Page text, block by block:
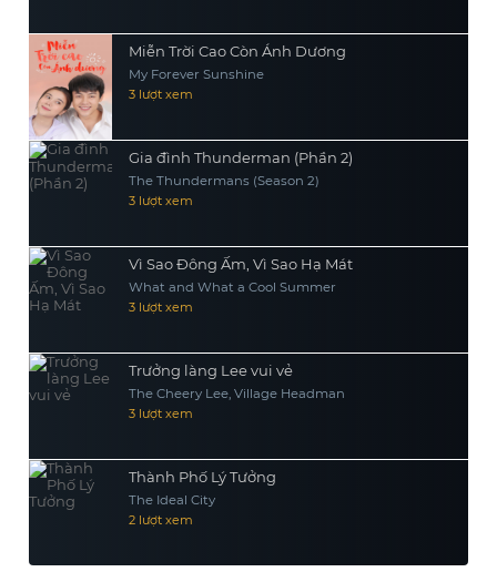
Miễn Trời Cao Còn Ánh Dương
My Forever Sunshine
3 lượt xem
Gia đình Thunderman (Phần 2)
The Thundermans (Season 2)
3 lượt xem
Vì Sao Đông Ấm, Vì Sao Hạ Mát
What and What a Cool Summer
3 lượt xem
Trưởng làng Lee vui vẻ
The Cheery Lee, Village Headman
3 lượt xem
Thành Phố Lý Tưởng
The Ideal City
2 lượt xem